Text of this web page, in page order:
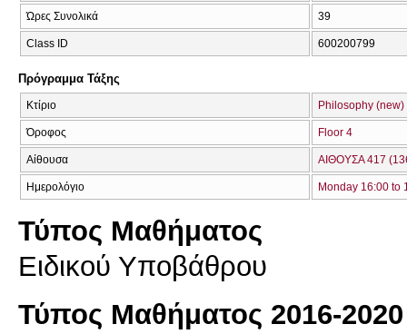
Ώρες Συνολικά 39
Class ID 600200799
Πρόγραμμα Τάξης
Κτίριο Philosophy (new)
Όροφος Floor 4
Αίθουσα ΑΙΘΟΥΣΑ 417
Ημερολόγιο Monday 16:00 to
Τύπος Μαθήματος
Ειδικού Υποβάθρου
Τύπος Μαθήματος 2016-2020